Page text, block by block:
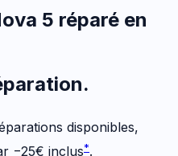
5 réparé en
disponibles,
−25€ inclus*.